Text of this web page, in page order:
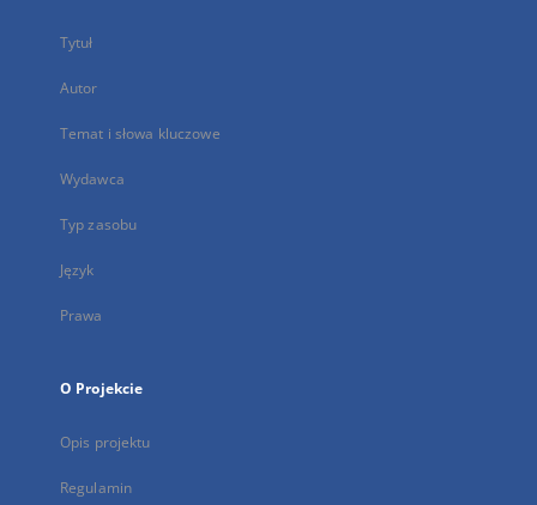
Tytuł
Autor
Temat i słowa kluczowe
Wydawca
Typ zasobu
Język
Prawa
O Projekcie
Opis projektu
Regulamin